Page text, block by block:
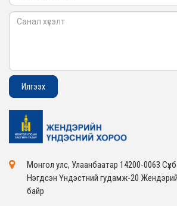
Монгол улс, Улаанбаатар 14200-0063
Нэгдсэн Үндэстний гудамж-20
байр